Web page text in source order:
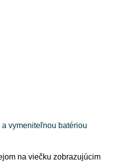
a vymeniteľnou batériou
na viečku zobrazujúcim